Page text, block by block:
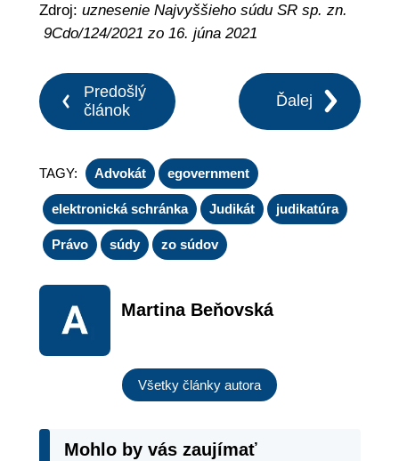
Zdroj: uznesenie Najvyššieho súdu SR sp. zn.
9Cdo/124/2021 zo 16. júna 2021
Predošlý
článok
Ďalej
TAGY: Advokát egovernment
elektronická schránka Judikát judikatúra
Právo súdy zo súdov
Martina Beňovská
Všetky články autora
Mohlo by vás zaujímať